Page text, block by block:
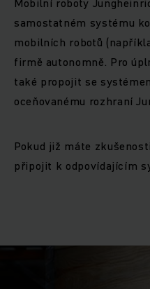
samostatném systému
mobilních robotů
firmě autonomně. Pro
také propojit se
oceňovanému rozhraní
Pokud již máte
připojit k odpovídajícím